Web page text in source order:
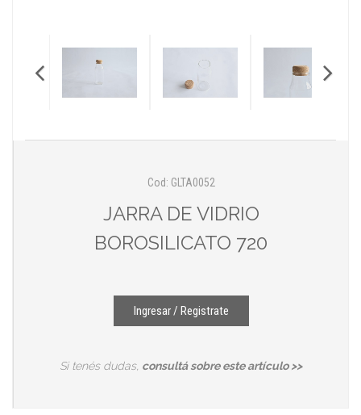
Cod: GLTA0052
JARRA DE VIDRIO
BOROSILICATO 720
Ingresar / Registrate
Si tenés dudas, consultá sobre este artículo >>